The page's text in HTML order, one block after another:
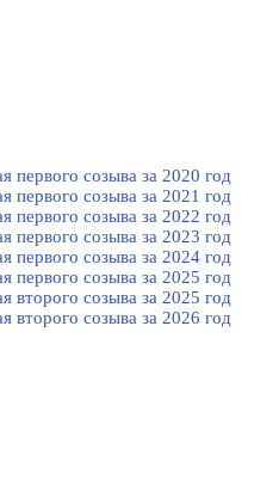
первого созыва за 2020 год
первого созыва за 2021 год
первого созыва за 2022 год
первого созыва за 2023 год
первого созыва за 2024 год
первого созыва за 2025 год
второго созыва за 2025 год
второго созыва за 2026 год